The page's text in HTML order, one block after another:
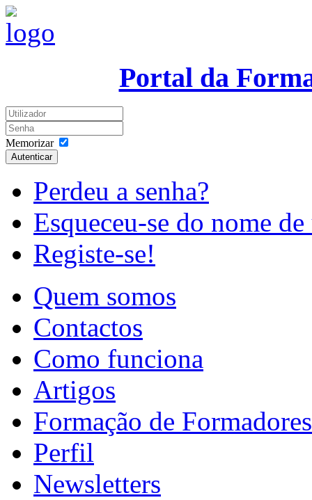
Portal da
Memorizar
Autenticar
Perdeu a senha?
Esqueceu-se do nome
Registe-se!
Quem somos
Contactos
Como funciona
Artigos
Formação de Formadores
Perfil
Newsletters